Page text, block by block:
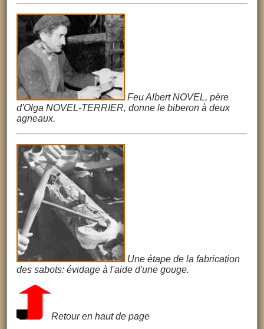
Feu Albert NOVEL, père
d'Olga NOVEL-TERRIER, donne le biberon à deux
agneaux.
Une étape de la fabrication
des sabots: évidage à l'aide d'une gouge.
Retour en haut de page